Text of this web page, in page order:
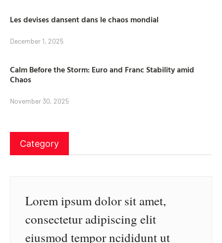
Les devises dansent dans le chaos mondial
December 1, 2025
Calm Before the Storm: Euro and Franc Stability amid
Chaos
November 30, 2025
Category
Lorem ipsum dolor sit amet,
consectetur adipiscing elit
eiusmod tempor ncididunt ut